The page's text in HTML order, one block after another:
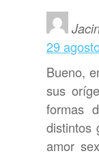
29
Bueno,
sus
formas
distintos
amor